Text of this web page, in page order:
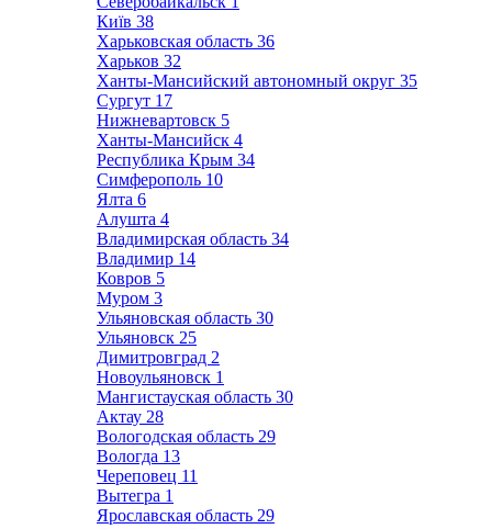
Київ 38
Харьковская область 36
Харьков 32
Ханты-Мансийский автономный округ 35
Сургут 17
Нижневартовск 5
Ханты-Мансийск 4
Республика Крым 34
Симферополь 10
Ялта 6
Алушта 4
Владимирская область 34
Владимир 14
Ковров 5
Муром 3
Ульяновская область 30
Ульяновск 25
Димитровград 2
Новоульяновск 1
Мангистауская область 30
Актау 28
Вологодская область 29
Вологда 13
Череповец 11
Вытегра 1
Ярославская область 29